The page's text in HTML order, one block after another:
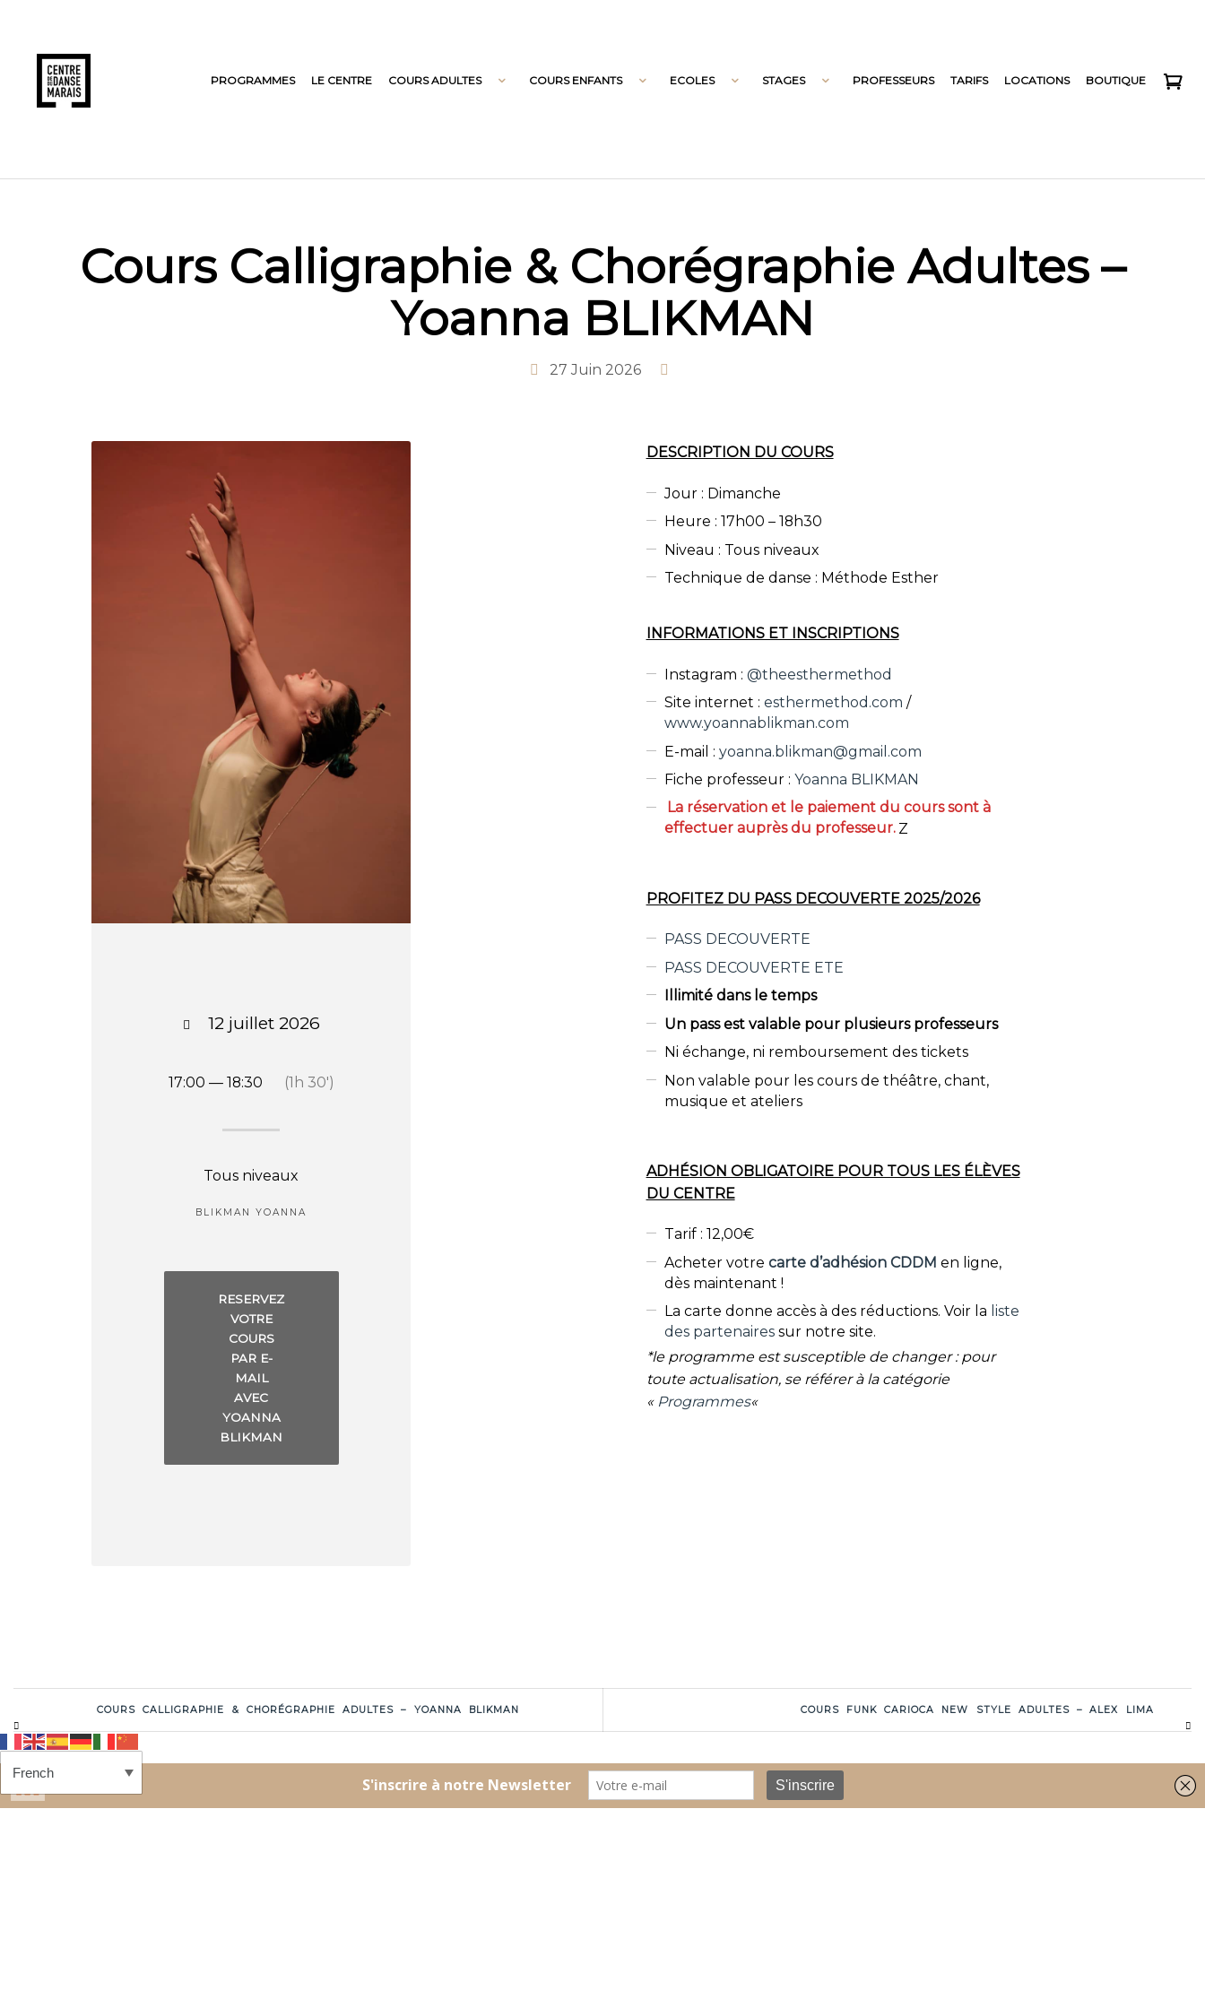
PROGRAMMES LE CENTRE COURS ADULTES COURS ENFANTS ECOLES STAGES PROFESSEURS TARIFS LOCATIONS BOUTIQUE
Cours Calligraphie & Chorégraphie Adultes –
Yoanna BLIKMAN
27 Juin 2026
DESCRIPTION DU COURS
Jour : Dimanche
Heure : 17h00 – 18h30
Niveau : Tous niveaux
Technique de danse : Méthode Esther
INFORMATIONS ET INSCRIPTIONS
Instagram : @theesthermethod
Site internet : esthermethod.com /
www.yoannablikman.com
E-mail : yoanna.blikman@gmail.com
Fiche professeur : Yoanna BLIKMAN
La réservation et le paiement du cours sont à
effectuer auprès du professeur. Z
PROFITEZ DU PASS DECOUVERTE 2025/2026
PASS DECOUVERTE
PASS DECOUVERTE ETE
Illimité dans le temps
Un pass est valable pour plusieurs professeurs
Ni échange, ni remboursement des tickets
Non valable pour les cours de théâtre, chant,
musique et ateliers
ADHÉSION OBLIGATOIRE POUR TOUS LES ÉLÈVES
DU CENTRE
Tarif : 12,00€
Acheter votre carte d’adhésion CDDM en ligne,
dès maintenant !
La carte donne accès à des réductions. Voir la liste
des partenairessur notre site.
*le programme est susceptible de changer : pour
toute actualisation, se référer à la catégorie
« Programmes«
12 juillet 2026
17:00 — 18:30 (1h 30′)
Tous niveaux
BLIKMAN YOANNA
RESERVEZ
VOTRE
COURS
PAR E-
MAIL
AVEC
YOANNA
BLIKMAN
COURS CALLIGRAPHIE & CHORÉGRAPHIE ADULTES – YOANNA BLIKMAN COURS FUNK CARIOCA NEW STYLE ADULTES – ALEX LIMA